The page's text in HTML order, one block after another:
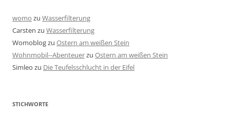
womo zu Wasserfilterung
Carsten zu Wasserfilterung
Womoblogzu Ostern am weißen Stein
Wohnmobil--Abenteuerzu Ostern am weißen Stein
Simleo zu Die Teufelsschlucht in der Eifel
STICHWORTE